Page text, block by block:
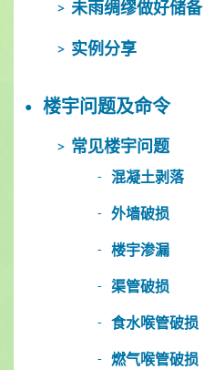
未雨绸缪做好储备
实例分享
楼宇问题及命令
常见楼宇问题
混凝土剥落
外墙破损
楼宇渗漏
渠管破损
食水喉管破损
燃气喉管破损